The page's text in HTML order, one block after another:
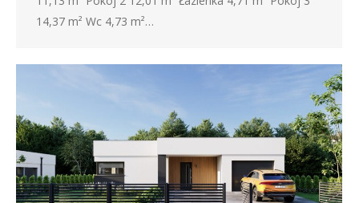
14,37 m² Wc 4,73 m²…